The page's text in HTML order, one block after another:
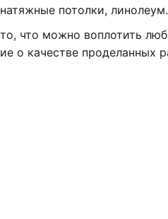
потолки, линолеум.
что можно воплотить
о качестве проделанных